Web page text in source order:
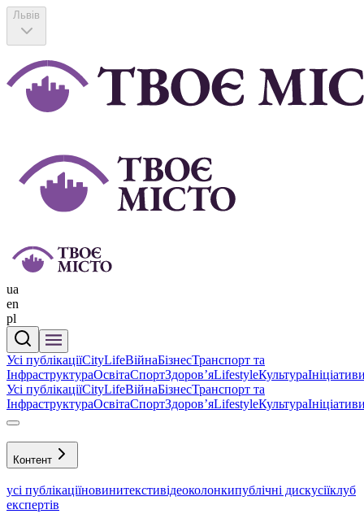
Львів
ua
en
pl
Усі публікаціїCityLifeВійнаБізнесТранспорт та
ІнфраструктураОсвітаСпортЗдоровʼяLifestyleКультура
Усі публікаціїCityLifeВійнаБізнесТранспорт та
ІнфраструктураОсвітаСпортЗдоровʼяLifestyleКультура
Контент
усі публікаціїновинитекстивідеоколонкипублічні дискусіїклуб
експертів